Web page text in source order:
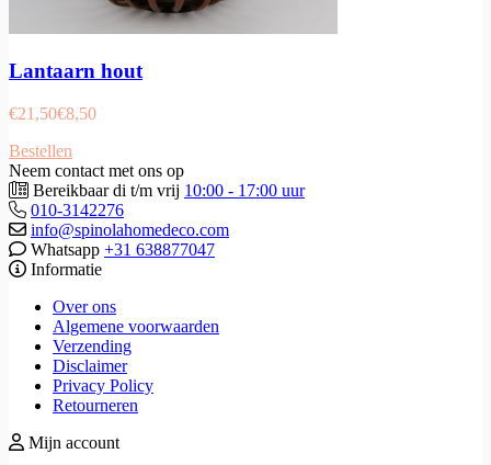
Lantaarn hout
€21,50€8,50
Bestellen
Neem contact met ons op
Bereikbaar di t/m vrij 10:00 - 17:00 uur
010-3142276
info@spinolahomedeco.com
Whatsapp +31 638877047
Informatie
Over ons
Algemene voorwaarden
Verzending
Disclaimer
Privacy Policy
Retourneren
Mijn account